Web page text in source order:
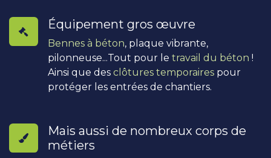
Équipement gros œuvre
Bennes à béton, plaque vibrante,
pilonneuse...Tout pour le travail du béton !
Ainsi que des clôtures temporaires pour
protéger les entrées de chantiers.
Mais aussi de nombreux corps de
métiers